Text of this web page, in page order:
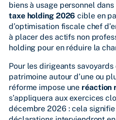
biens à usage personnel
taxe holding 2026 cible en
d’optimisation fiscale chef
à placer des actifs non
holding pour en réduire la
Pour les dirigeants
patrimoine autour d’une ou
réforme impose une réaction
s’appliquera aux exercices
décembre 2026 : cela